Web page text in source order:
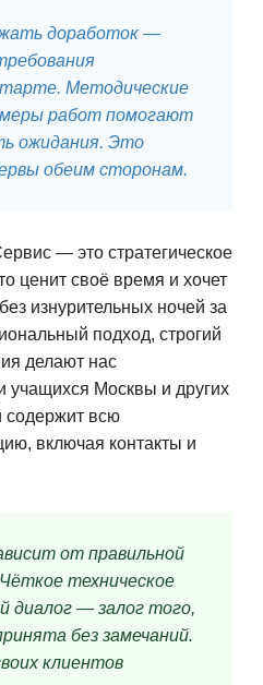
доработок —
Методические
работ помогают
ожидания. Это
обеим сторонам.
— это стратегическое
ценит своё время и хочет
изнурительных ночей за
подход, строгий
делают нас
учащихся Москвы и других
содержит всю
включая контакты и
от правильной
техническое
диалог — залог того,
без замечаний.
клиентов